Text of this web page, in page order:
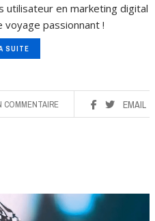
utilisateur en marketing digital
voyage passionnant !
SUITE
EMAIL
COMMENTAIRE